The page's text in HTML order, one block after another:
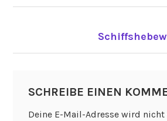
SCHREIBE EINEN
Deine E-Mail-Adresse wird